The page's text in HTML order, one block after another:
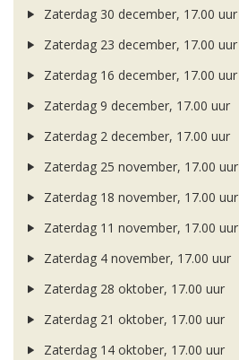
Zaterdag 30 december, 17.00 uur
Zaterdag 23 december, 17.00 uur
Zaterdag 16 december, 17.00 uur
Zaterdag 9 december, 17.00 uur
Zaterdag 2 december, 17.00 uur
Zaterdag 25 november, 17.00 uur
Zaterdag 18 november, 17.00 uur
Zaterdag 11 november, 17.00 uur
Zaterdag 4 november, 17.00 uur
Zaterdag 28 oktober, 17.00 uur
Zaterdag 21 oktober, 17.00 uur
Zaterdag 14 oktober, 17.00 uur